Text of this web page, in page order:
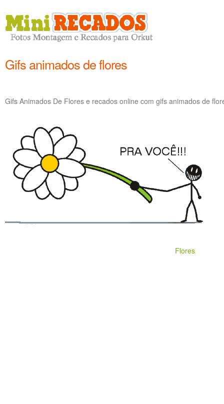
Gifs animados de flores
Gifs Animados De Flores e recados online com gifs animados de
Flores